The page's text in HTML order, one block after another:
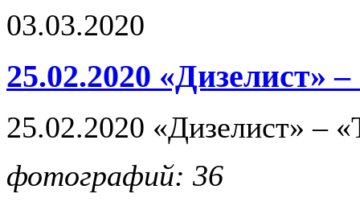
03.03.2020
25.02.2020 «Дизелист»
25.02.2020 «Дизелист» –
фотографий: 36